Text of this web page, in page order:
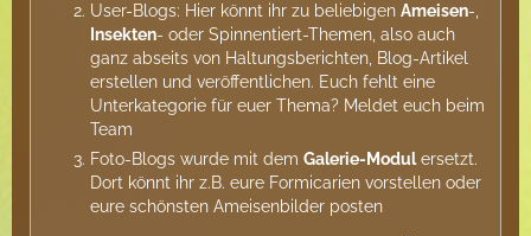
User-Blogs: Hier könnt ihr zu beliebigen Ameisen-,
Insekten- oder Spinnentiert-Themen, also auch
ganz abseits von Haltungsberichten, Blog-Artikel
erstellen und veröffentlichen. Euch fehlt eine
Unterkategorie für euer Thema? Meldet euch beim
Team
Foto-Blogs wurde mit dem Galerie-Modulersetzt.
Dort könnt ihr z.B. eure Formicarien vorstellen oder
eure schönsten Ameisenbilder posten